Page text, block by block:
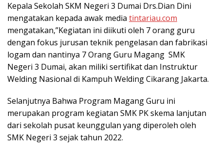
Kepala Sekolah SKM Negeri 3 Dumai Drs.Dian Dini
mengatakan kepada awak media tintariau.com
mengatakan,”Kegiatan ini diikuti oleh 7 orang guru
dengan fokus jurusan teknik pengelasan dan fabrikasi
logam dan nantinya 7 Orang Guru Magang SMK
Negeri 3 Dumai, akan miliki sertifikat dan Instruktur
Welding Nasional di Kampuh Welding Cikarang Jakarta.
Selanjutnya Bahwa Program Magang Guru ini
merupakan program kegiatan SMK PK skema lanjutan
dari sekolah pusat keunggulan yang diperoleh oleh
SMK Negeri 3 sejak tahun 2022.